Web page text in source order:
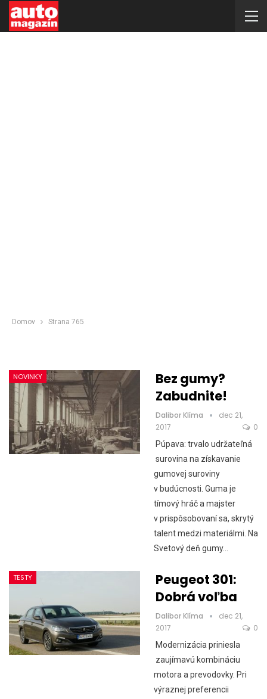
Domov Strana 765
NOVINKY
Bez gumy?
Zabudnite!
Dalibor Klíma
dec 21,
2017
0
Púpava: trvalo udržateľná
surovina na získavanie
gumovej suroviny
v budúcnosti. Guma je
tímový hráč a majster
v prispôsobovaní sa, skrytý
talent medzi materiálmi. Na
Svetový deň gumy…
TESTY
Peugeot 301:
Dobrá voľba
Dalibor Klíma
dec 21,
2017
0
Modernizácia priniesla
zaujímavú kombináciu
motora a prevodovky. Pri
výraznej preferencii